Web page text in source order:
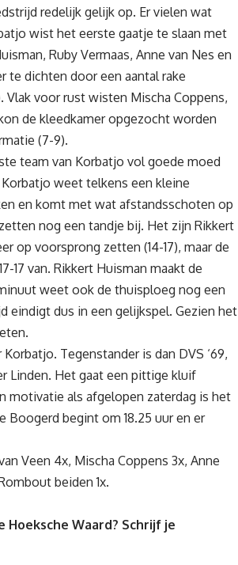
redelijk gelijk op. Er vielen wat
wist het eerste gaatje te slaan met
Ruby Vermaas, Anne van Nes en
te dichten door een aantal rake
voor rust wisten Mischa Coppens,
de kleedkamer opgezocht worden
(7-9).
team van Korbatjo vol goede moed
weet telkens een kleine
en komt met wat afstandsschoten op
nog een tandje bij. Het zijn Rikkert
op voorsprong zetten (14-17), maar de
17 van. Rikkert Huisman maakt de
weet ook de thuisploeg nog een
eindigt dus in een gelijkspel. Gezien het
Tegenstander is dan DVS ‘69,
Linden. Het gaat een pittige kluif
motivatie als afgelopen zaterdag is het
begint om 18.25 uur en er
Veen 4x, Mischa Coppens 3x, Anne
beiden 1x.
Waard? Schrijf je